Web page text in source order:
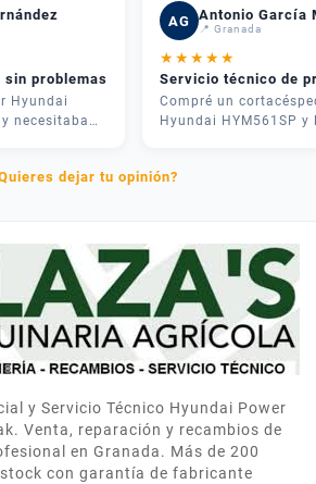
problemas
Hyundai
necesitaba
tenía como
AG Antonio García
📍 Granada
★★★★★
Servicio técnico de
Compré un
Hyundai HYM561SP y
teléfono y me
explicó cómo usarlo
correctamente. Muy
contentos.
dejar tu opinión?
y Servicio Técnico Hyundai Power
Venta, reparación y recambios de
en Granada. Más de 200
con garantía de fabricante